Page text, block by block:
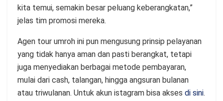
kita temui, semakin besar peluang keberangkatan,”
jelas tim promosi mereka.
Agen tour umroh ini pun mengusung prinsip pelayanan
yang tidak hanya aman dan pasti berangkat, tetapi
juga menyediakan berbagai metode pembayaran,
mulai dari cash, talangan, hingga angsuran bulanan
atau triwulanan. Untuk akun istagram bisa akses di sini.